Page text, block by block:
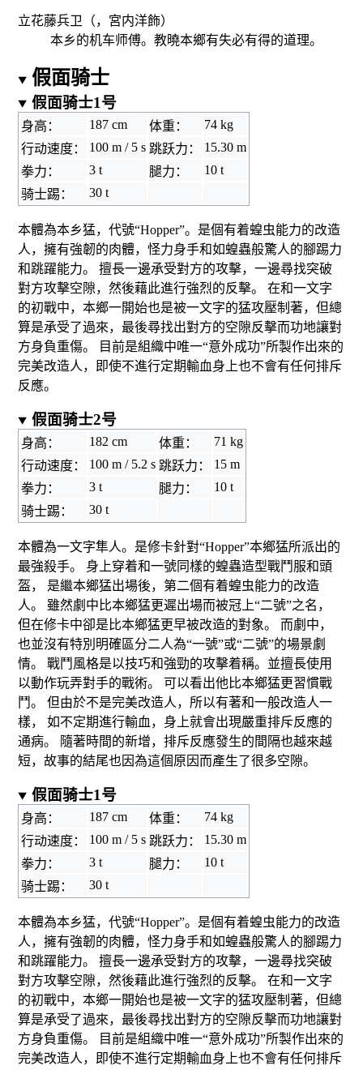
立花藤兵卫（， 宮内洋飾）
本乡的机车师傅。教曉本鄉有失必有得的道理。
假面骑士
假面骑士1号
身高： 187 cm 体重：
74 kg
行动速度：
100 m / 5 s 跳跃力：
15.30 m
拳力：
3 t 腿力：
10 t
骑士踢：
30 t
本體為本乡猛，代號“Hopper”。是個有着蝗虫能力的改造
人，擁有強韌的肉體，怪力身手和如蝗蟲般驚人的腳踢力
和跳躍能力。 擅長一邊承受對方的攻擊，一邊尋找突破
對方攻擊空隙，然後藉此進行強烈的反擊。 在和一文字
的初戰中，本鄉一開始也是被一文字的猛攻壓制著，但總
算是承受了過來，最後尋找出對方的空隙反擊而功地讓對
方身負重傷。 目前是組織中唯一“意外成功”所製作出來的
完美改造人，即使不進行定期輸血身上也不會有任何排斥
反應。
假面骑士2号
身高： 182 cm 体重：
71 kg
行动速度：
100 m / 5.2 s 跳跃力：
15 m
拳力：
3 t 腿力：
10 t
骑士踢：
30 t
本體為一文字隼人。是修卡針對“Hopper”本鄉猛所派出的
最強殺手。 身上穿着和一號同樣的蝗蟲造型戰鬥服和頭
盔， 是繼本鄉猛出場後，第二個有着蝗虫能力的改造
人。 雖然劇中比本鄉猛更遲出場而被冠上“二號”之名，
但在修卡中卻是比本鄉猛更早被改造的對象。 而劇中，
也並沒有特別明確區分二人為“一號”或“二號”的場景劇
情。 戰鬥風格是以技巧和強勁的攻擊着稱。並擅長使用
以動作玩弄對手的戰術。 可以看出他比本鄉猛更習慣戰
鬥。 但由於不是完美改造人，所以有著和一般改造人一
樣， 如不定期進行輸血，身上就會出現嚴重排斥反應的
通病。 隨著時間的新增，排斥反應發生的間隔也越來越
短，故事的結尾也因為這個原因而產生了很多空隙。
假面骑士1号
身高： 187 cm 体重：
74 kg
行动速度：
100 m / 5 s 跳跃力：
15.30 m
拳力：
3 t 腿力：
10 t
骑士踢：
30 t
本體為本乡猛，代號“Hopper”。是個有着蝗虫能力的改造
人，擁有強韌的肉體，怪力身手和如蝗蟲般驚人的腳踢力
和跳躍能力。 擅長一邊承受對方的攻擊，一邊尋找突破
對方攻擊空隙，然後藉此進行強烈的反擊。 在和一文字
的初戰中，本鄉一開始也是被一文字的猛攻壓制著，但總
算是承受了過來，最後尋找出對方的空隙反擊而功地讓對
方身負重傷。 目前是組織中唯一“意外成功”所製作出來的
完美改造人，即使不進行定期輸血身上也不會有任何排斥